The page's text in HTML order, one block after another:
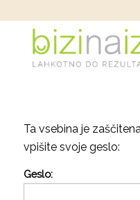
Ta vsebina je
vpišite svoje geslo:
Geslo: